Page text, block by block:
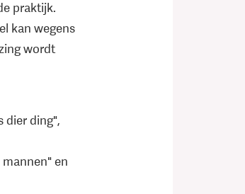
praktijk.
kan wegens
wordt
dier ding",
en